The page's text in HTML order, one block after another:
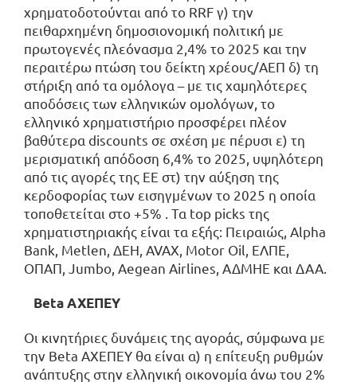
χρηματοδοτούνται από το RRF γ) την
πειθαρχημένη δημοσιονομική πολιτική με
πρωτογενές πλεόνασμα 2,4% το 2025 και την
περαιτέρω πτώση του δείκτη χρέους/ΑΕΠ δ) τη
στήριξη από τα ομόλογα – με τις χαμηλότερες
αποδόσεις των ελληνικών ομολόγων, το
ελληνικό χρηματιστήριο προσφέρει πλέον
βαθύτερα discounts σε σχέση με πέρυσι ε) τη
μερισματική απόδοση 6,4% το 2025, υψηλότερη
από τις αγορές της ΕΕ στ) την αύξηση της
κερδοφορίας των εισηγμένων το 2025 η οποία
τοποθετείται στο +5% . Τα top picks της
χρηματιστηριακής είναι τα εξής: Πειραιώς, Alpha
Bank, Metlen, ΔΕΗ, AVAX, Motor Oil, ΕΛΠΕ,
ΟΠΑΠ, Jumbo, Aegean Airlines, ΑΔΜΗΕ και ΔΑΑ.
Beta ΑΧΕΠΕΥ
Οι κινητήριες δυνάμεις της αγοράς, σύμφωνα με
την Beta ΑΧΕΠΕΥ θα είναι α) η επίτευξη ρυθμών
ανάπτυξης στην ελληνική οικονομία άνω του 2%